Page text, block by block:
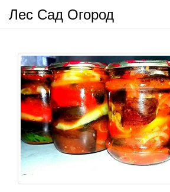
Лес Сад Огород